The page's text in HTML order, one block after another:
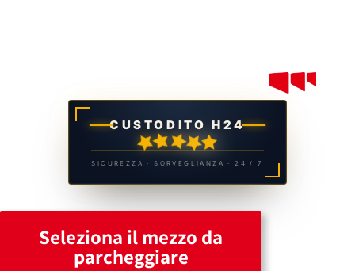
CUSTODITO H24
SICUREZZA · SORVEGLIANZA · 24 / 7
Seleziona il mezzo da
parcheggiare